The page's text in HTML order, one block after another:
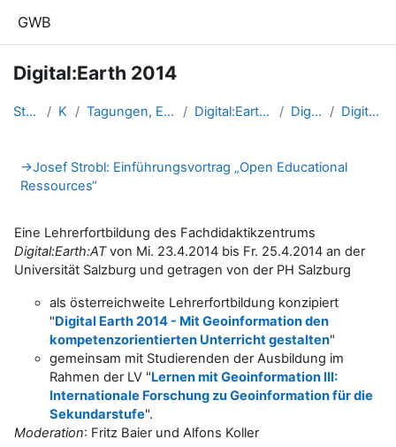
GWB
Digital:Earth 2014
Startseite Kurse Tagungen, Events und Arbeitsge... Digital:Earth:AT - Fortbildung... DigiEarth2014 Digital:Earth 2014
Abschnittsübersicht
→Josef Strobl: Einführungsvortrag „Open Educational
Ressources“
Eine Lehrerfortbildung des Fachdidaktikzentrums
Digital:Earth:ATvon Mi. 23.4.2014 bis Fr. 25.4.2014 an der
Universität Salzburg und getragen von der PH Salzburg
als österreichweite Lehrerfortbildung konzipiert
"Digital Earth 2014 - Mit Geoinformation den
kompetenzorientierten Unterricht gestalten"
gemeinsam mit Studierenden der Ausbildung im
Rahmen der LV "Lernen mit Geoinformation III:
Internationale Forschung zu Geoinformation für die
Sekundarstufe".
Moderation: Fritz Baier und Alfons Koller